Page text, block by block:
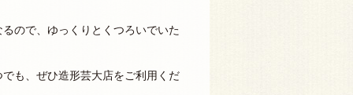
ので、ゆっくりとくつろいでいた
も、ぜひ造形芸大店をご利用くだ